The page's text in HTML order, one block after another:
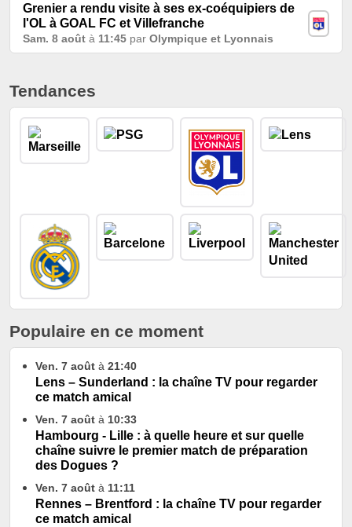
Grenier a rendu visite à ses ex-coéquipiers de
l'OL à GOAL FC et Villefranche
Sam. 8 août à 11:45 par Olympique et Lyonnais
Tendances
Populaire en ce moment
Ven. 7 août à 21:40
Lens – Sunderland : la chaîne TV pour regarder
ce match amical
Ven. 7 août à 10:33
Hambourg - Lille : à quelle heure et sur quelle
chaîne suivre le premier match de préparation
des Dogues ?
Ven. 7 août à 11:11
Rennes – Brentford : la chaîne TV pour regarder
ce match amical